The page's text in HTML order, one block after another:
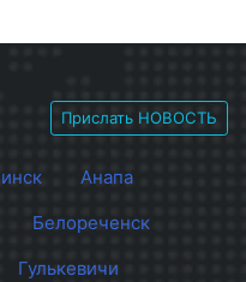
Прислать НОВОСТЬ
Анапа
Белореченск
Гулькевичи